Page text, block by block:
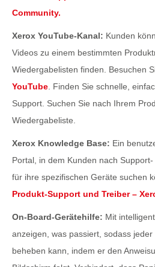
Community.
Xerox YouTube-Kanal: Kunden
Videos zu einem bestimmten
Wiedergabelisten finden. Besuchen
YouTube . Finden Sie schnelle,
Support. Suchen Sie nach Ihrem
Wiedergabeliste.
Xerox Knowledge Base: Ein
Portal, in dem Kunden nach
für ihre spezifischen Geräte suchen
Produkt-Support und Treiber –
On-Board-Gerätehilfe: Mit
anzeigen, was passiert, sodass
beheben kann, indem er den